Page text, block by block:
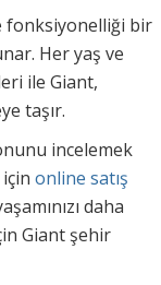
fonksiyonelliği bir
Her yaş ve
ile Giant,
taşır.
incelemek
online satış
daha
Giant şehir